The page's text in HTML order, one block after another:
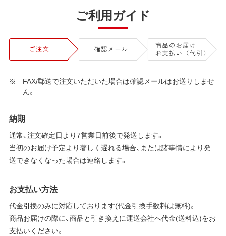
ご利用ガイド
FAX/郵送で注文いただいた場合は確認メールはお送りしませ
ん。
納期
通常、注文確定日より7営業日前後で発送します。
当初のお届け予定より著しく遅れる場合、または諸事情により発
送できなくなった場合は連絡します。
お支払い方法
代金引換のみに対応しております(代金引換手数料は無料)。
商品お届けの際に、商品と引き換えに運送会社へ代金(送料込)をお
支払いください。